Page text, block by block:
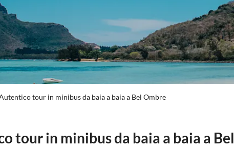
tour in minibus da baia a baia a Bel Ombre
tour in minibus da baia a baia a Bel